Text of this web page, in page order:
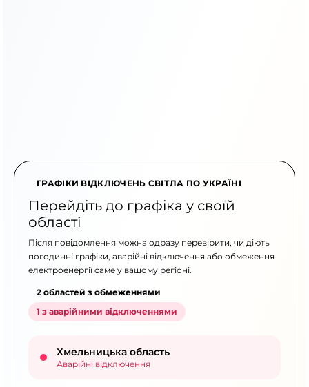
ГРАФІКИ ВІДКЛЮЧЕНЬ СВІТЛА ПО УКРАЇНІ
Перейдіть до графіка у своїй
області
Після повідомлення можна одразу перевірити, чи діють
погодинні графіки, аварійні відключення або обмеження
електроенергії саме у вашому регіоні.
2 областей з обмеженнями
1 з аварійними відключеннями
Хмельницька область
Аварійні відключення